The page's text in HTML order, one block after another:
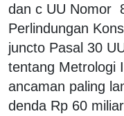
dan c UU Nomor
Perlindungan
juncto Pasal 30
tentang Metrologi
ancaman paling
denda Rp 60